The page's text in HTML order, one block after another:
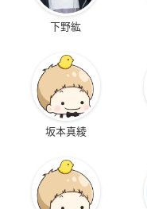
下野紘
坂本真綾